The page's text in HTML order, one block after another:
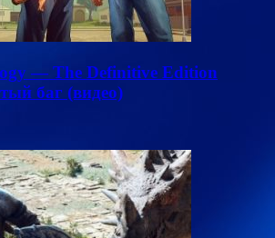
— The Definitive Edition
баг (видео)